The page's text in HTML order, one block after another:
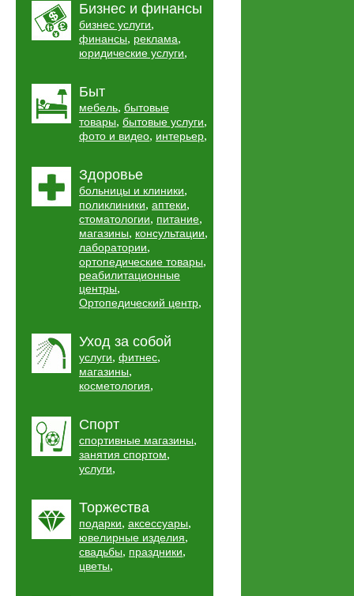
Бизнес и финансы
бизнес услуги,
финансы, реклама,
юридические услуги,
Быт
мебель, бытовые
товары, бытовые услуги,
фото и видео, интерьер,
Здоровье
больницы и клиники,
поликлиники, аптеки,
стоматологии, питание,
магазины, консультации,
лаборатории,
ортопедические товары,
реабилитационные
центры,
Ортопедический центр,
Уход за собой
услуги, фитнес,
магазины,
косметология,
Спорт
спортивные магазины,
занятия спортом,
услуги,
Торжества
подарки, аксессуары,
ювелирные изделия,
свадьбы, праздники,
цветы,